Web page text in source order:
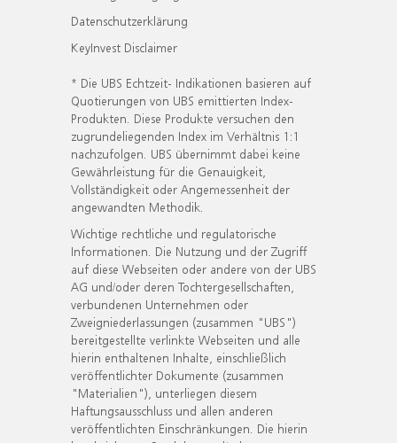
Datenschutzerklärung
KeyInvest Disclaimer
* Die UBS Echtzeit- Indikationen basieren auf
Quotierungen von UBS emittierten Index-
Produkten. Diese Produkte versuchen den
zugrundeliegenden Index im Verhältnis 1:1
nachzufolgen. UBS übernimmt dabei keine
Gewährleistung für die Genauigkeit,
Vollständigkeit oder Angemessenheit der
angewandten Methodik.
Wichtige rechtliche und regulatorische
Informationen. Die Nutzung und der Zugriff
auf diese Webseiten oder andere von der UBS
AG und/oder deren Tochtergesellschaften,
verbundenen Unternehmen oder
Zweigniederlassungen (zusammen "UBS")
bereitgestellte verlinkte Webseiten und alle
hierin enthaltenen Inhalte, einschließlich
veröffentlichter Dokumente (zusammen
"Materialien"), unterliegen diesem
Haftungsausschluss und allen anderen
veröffentlichten Einschränkungen. Die hierin